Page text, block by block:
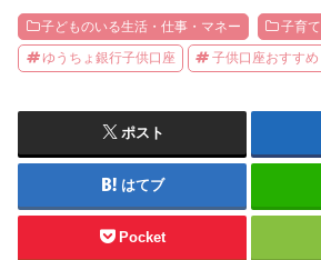
子どものいる生活・仕事・マネー 子育て
ゆうちょ銀行子供口座 子供口座おすすめ
ポスト
はてブ
Pocket